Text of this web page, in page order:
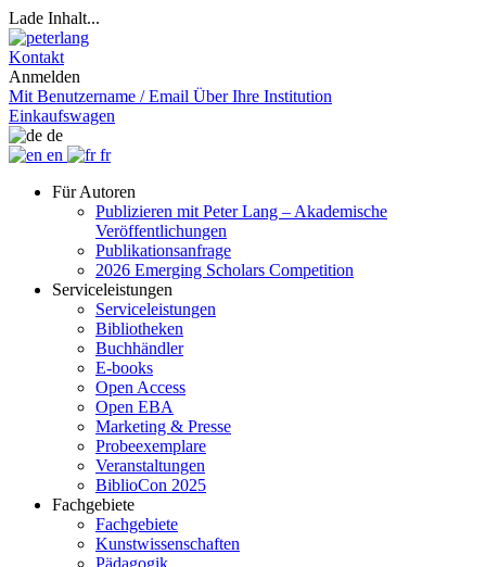
Lade Inhalt...
Kontakt
Anmelden
Mit Benutzername / Email Über Ihre Institution
Einkaufswagen
de
en
fr
Für Autoren
Publizieren mit Peter Lang – Akademische
Veröffentlichungen
Publikationsanfrage
2026 Emerging Scholars Competition
Serviceleistungen
Serviceleistungen
Bibliotheken
Buchhändler
E-books
Open Access
Open EBA
Marketing & Presse
Probeexemplare
Veranstaltungen
BiblioCon 2025
Fachgebiete
Fachgebiete
Kunstwissenschaften
Pädagogik